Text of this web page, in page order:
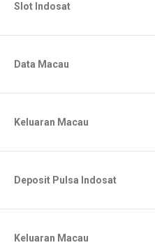
Slot Indosat
Data Macau
Keluaran Macau
Deposit Pulsa Indosat
Keluaran Macau